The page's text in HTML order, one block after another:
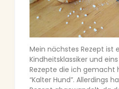
Mein nächstes Rezept ist
Kindheitsklassiker und
Rezepte die ich gemacht
“Kalter Hund”. Allerdings